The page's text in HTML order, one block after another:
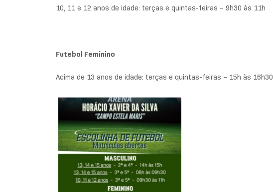
10, 11 e 12 anos de idade: terças e quintas-feiras – 9h30 às 11h
Futebol Feminino
Acima de 13 anos de idade: terças e quintas-feiras – 15h às 16h30